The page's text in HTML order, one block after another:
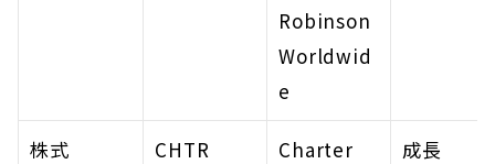
Robinson
Worldwid
e
株式 CHTR
Charter
成長